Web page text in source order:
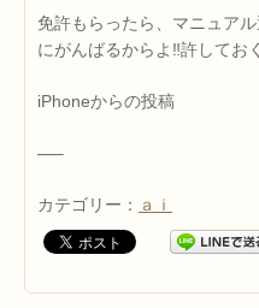
免許もらったら、マニュア
にがんばるからよ‼許してお
iPhoneからの投稿
—–
カテゴリー： ａｉ